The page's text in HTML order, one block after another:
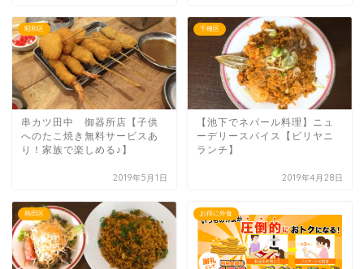
昭和区
串カツ田中 御器所店【子供
へのたこ焼き無料サービスあ
り！家族で楽しめる♪】
2019年5月1日
千種区
【池下でネパール料理】ニュ
ーデリースパイス【ビリヤニ
ランチ】
2019年4月28日
熱田区 お得に外食